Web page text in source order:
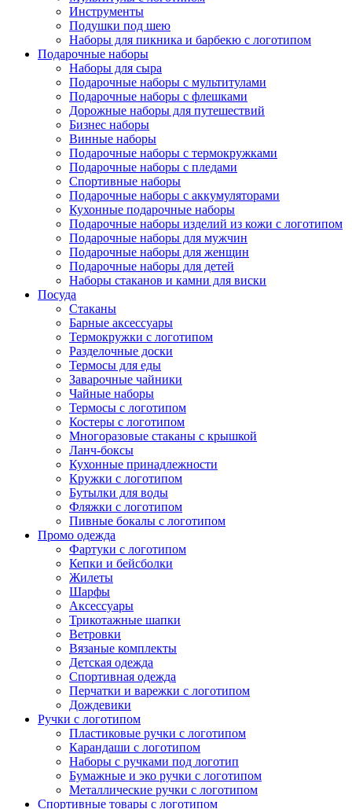
Инструменты
Подушки под шею
Наборы для пикника и барбекю с логотипом
Подарочные наборы
Наборы для сыра
Подарочные наборы с мультитулами
Подарочные наборы с флешками
Дорожные наборы для путешествий
Бизнес наборы
Винные наборы
Подарочные наборы с термокружками
Подарочные наборы с пледами
Спортивные наборы
Подарочные наборы с аккумуляторами
Кухонные подарочные наборы
Подарочные наборы изделий из кожи с логотипом
Подарочные наборы для мужчин
Подарочные наборы для женщин
Подарочные наборы для детей
Наборы стаканов и камни для виски
Посуда
Стаканы
Барные аксессуары
Термокружки с логотипом
Разделочные доски
Термосы для еды
Заварочные чайники
Чайные наборы
Термосы с логотипом
Костеры с логотипом
Многоразовые стаканы с крышкой
Ланч-боксы
Кухонные принадлежности
Кружки с логотипом
Бутылки для воды
Фляжки с логотипом
Пивные бокалы с логотипом
Промо одежда
Фартуки с логотипом
Кепки и бейсболки
Жилеты
Шарфы
Аксессуары
Трикотажные шапки
Ветровки
Вязаные комплекты
Детская одежда
Спортивная одежда
Перчатки и варежки с логотипом
Дождевики
Ручки с логотипом
Пластиковые ручки с логотипом
Карандаши с логотипом
Наборы с ручками под логотип
Бумажные и эко ручки с логотипом
Металлические ручки с логотипом
Спортивные товары с логотипом